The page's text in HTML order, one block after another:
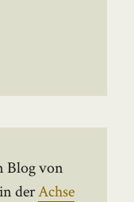
Blog von
derAchse